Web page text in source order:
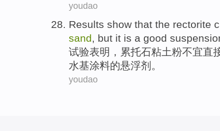
youdao
Results show that the rectorite
sand
but it is a good
试验表明 ， 累托石粘土粉不宜直
水基涂料的悬浮剂 。
youdao